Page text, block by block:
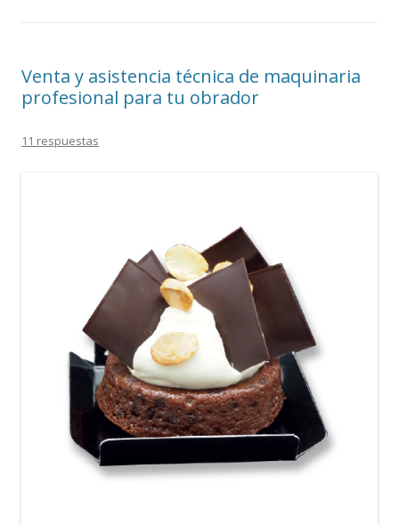
Venta y asistencia técnica de maquinaria
profesional para tu obrador
11 respuestas